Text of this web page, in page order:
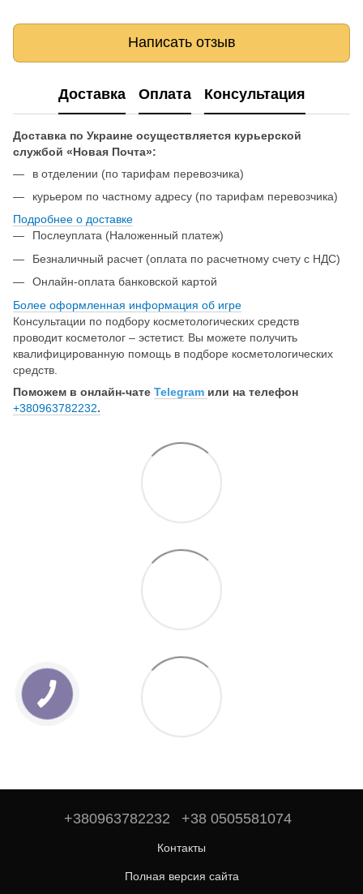
Написать отзыв
Доставка Оплата Консультация
Доставка по Украине осуществляется курьерской
службой «Новая Почта»:
в отделении (по тарифам перевозчика)
курьером по частному адресу (по тарифам перевозчика)
Подробнее о доставке
Послеуплата (Наложенный платеж)
Безналичный расчет (оплата по расчетному счету с НДС)
Онлайн-оплата банковской картой
Более оформленная информация об игре
Консультации по подбору косметологических средств
проводит косметолог – эстетист. Вы можете получить
квалифицированную помощь в подборе косметологических
средств.
Поможем в онлайн-чате Telegram или на телефон
+380963782232.
+380963782232 +38 0505581074
Контакты
Полная версия сайта